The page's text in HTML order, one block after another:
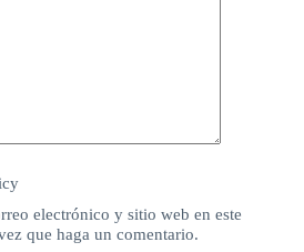
electrónico y sitio web en este
que haga un comentario.